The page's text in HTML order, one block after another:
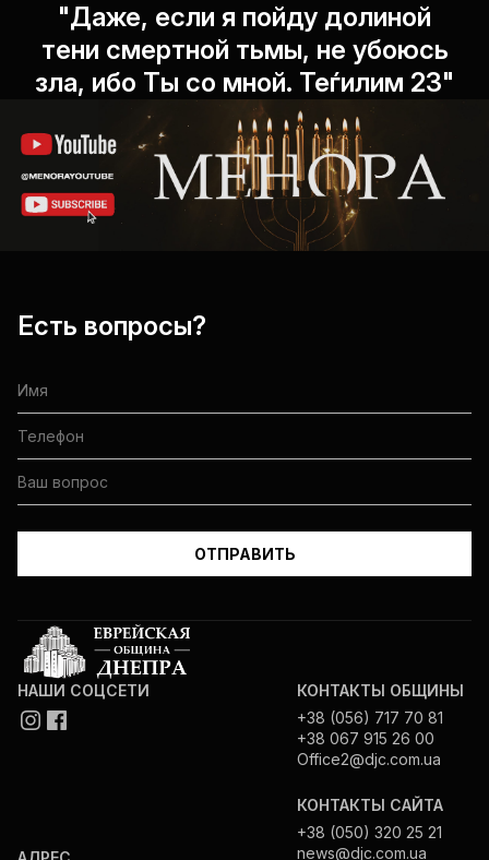
"Даже, если я пойду долиной
тени смертной тьмы, не убоюсь
зла, ибо Ты со мной. Теѓилим 23"
Есть вопросы?
НАШИ СОЦСЕТИ
КОНТАКТЫ ОБЩИНЫ
+38 (056) 717 70 81
+38 067 915 26 00
Office2@djc.com.ua
КОНТАКТЫ САЙТА
+38 (050) 320 25 21
news@djc.com.ua